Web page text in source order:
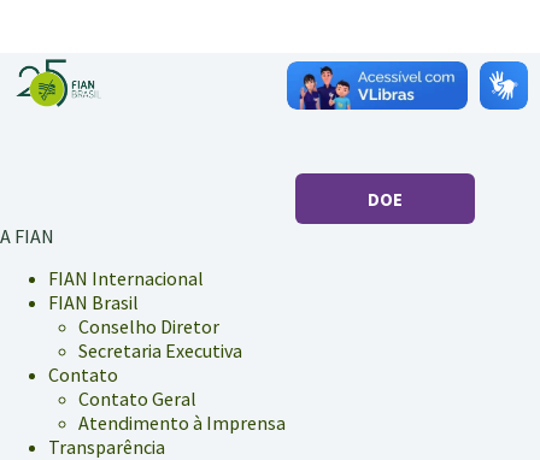
Kaiowá
discute
cultura
“Comer
quê?”
DOE
A FIAN
FIAN Internacional
FIAN Brasil
Conselho Diretor
Secretaria Executiva
Contato
Contato Geral
Atendimento à Imprensa
Transparência